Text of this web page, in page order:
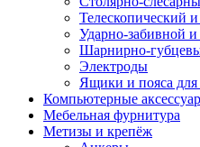
Телескопический
Ударно-забивной
Шарнирно-
Электроды
Ящики и пояса
Компьютерные
Мебельная фурнитура
Метизы и крепёж